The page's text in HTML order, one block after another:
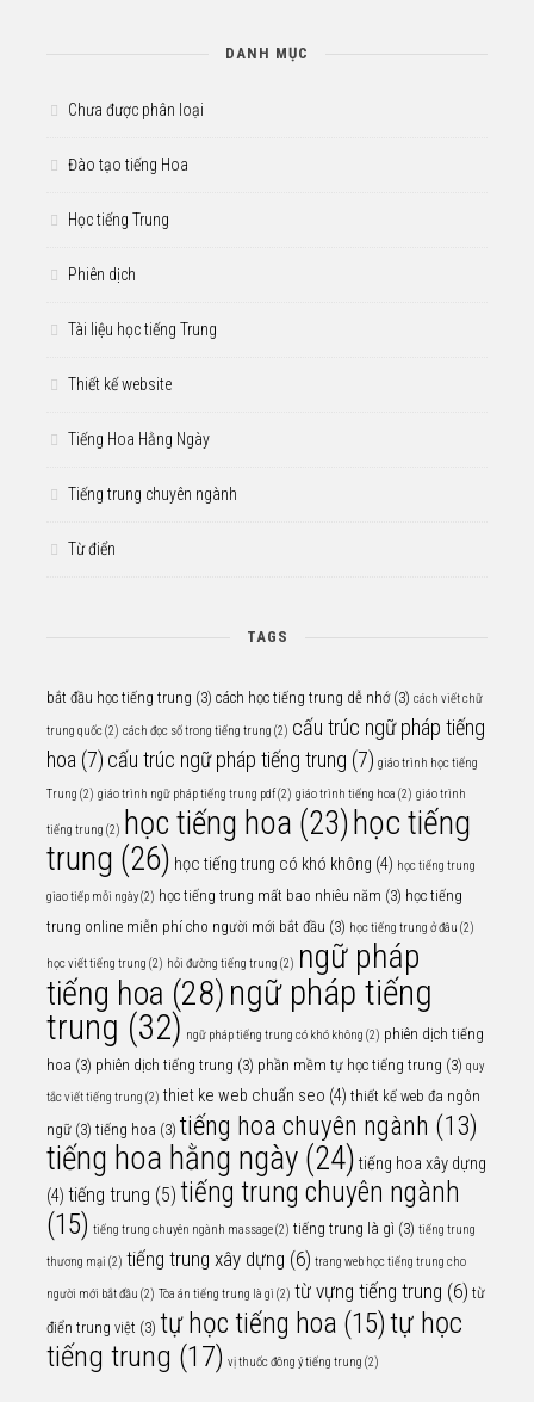
DANH MỤC
Chưa được phân loại
Đào tạo tiếng Hoa
Học tiếng Trung
Phiên dịch
Tài liệu học tiếng Trung
Thiết kế website
Tiếng Hoa Hằng Ngày
Tiếng trung chuyên ngành
Từ điển
TAGS
bắt đầu học tiếng trung (3) cách học tiếng trung dễ nhớ(3) cách viết chữ
trung quốc(2) cách đọc số trong tiếng trung (2) cấu trúc ngữ pháp tiếng
hoa (7) cấu trúc ngữ pháp tiếng trung (7) giáo trình học tiếng
Trung (2) giáo trình ngữ pháp tiếng trung pdf(2) giáo trình tiếng hoa (2) giáo trình
tiếng trung (2) học tiếng hoa (23)học tiếng
trung (26) học tiếng trung có khó không (4) học tiếng trung
giao tiếp mỗi ngày(2) học tiếng trung mất bao nhiêu năm (3) học tiếng
trung online miễn phí cho người mới bắt đầu (3) học tiếng trung ở đâu (2)
học viết tiếng trung (2) hỏi đường tiếng trung (2) ngữ pháp
tiếng hoa (28) ngữ pháp tiếng
trung (32) ngữ pháp tiếng trung có khó không (2) phiên dịch tiếng
hoa (3) phiên dịch tiếng trung (3) phần mềm tự học tiếng trung (3) quy
tắc viết tiếng trung (2) thiet ke web chuẩn seo (4) thiết kế web đa ngôn
ngữ (3) tiếng hoa (3) tiếng hoa chuyên ngành (13)
tiếng hoa hằng ngày (24) tiếng hoa xây dựng
(4) tiếng trung (5) tiếng trung chuyên ngành
(15) tiếng trung chuyên ngành massage(2) tiếng trung là gì (3) tiếng trung
thương mại (2) tiếng trung xây dựng (6) trang web học tiếng trung cho
người mới bắt đầu (2) Tòa án tiếng trung là gì (2) từ vựng tiếng trung (6) từ
điển trung việt (3) tự học tiếng hoa (15)tự học
tiếng trung (17) vị thuốc đông ý tiếng trung (2)